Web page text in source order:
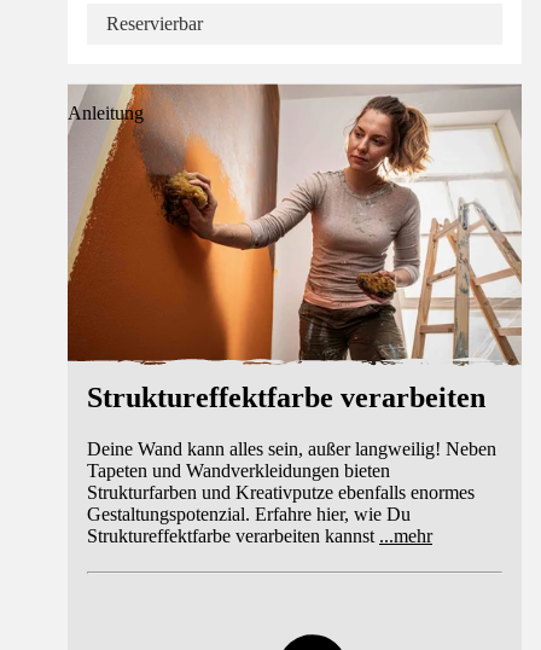
Reservierbar
Anleitung
Struktureffektfarbe verarbeiten
Deine Wand kann alles sein, außer langweilig! Neben
Tapeten und Wandverkleidungen bieten
Strukturfarben und Kreativputze ebenfalls enormes
Gestaltungspotenzial. Erfahre hier, wie Du
Struktureffektfarbe verarbeiten kannst ...mehr